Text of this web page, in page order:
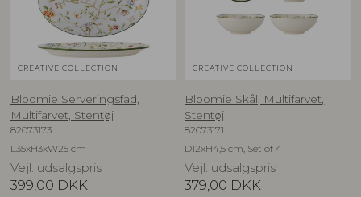
CREATIVE COLLECTION
Bloomie Serveringsfad,
Multifarvet, Stentøj
82073173
L35xH3xW25 cm
Vejl. udsalgspris
399,00 DKK
CREATIVE COLLECTION
Bloomie Skål, Multifarvet,
Stentøj
82073171
D12xH4,5 cm, Set of 4
Vejl. udsalgspris
379,00 DKK